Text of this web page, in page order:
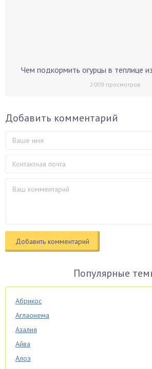
Чем подкормить огурцы в теплице
2009 просмотров
Добавить комментарий
Популярные
Абрикос
Аглаонема
Азалия
Айва
Алоэ